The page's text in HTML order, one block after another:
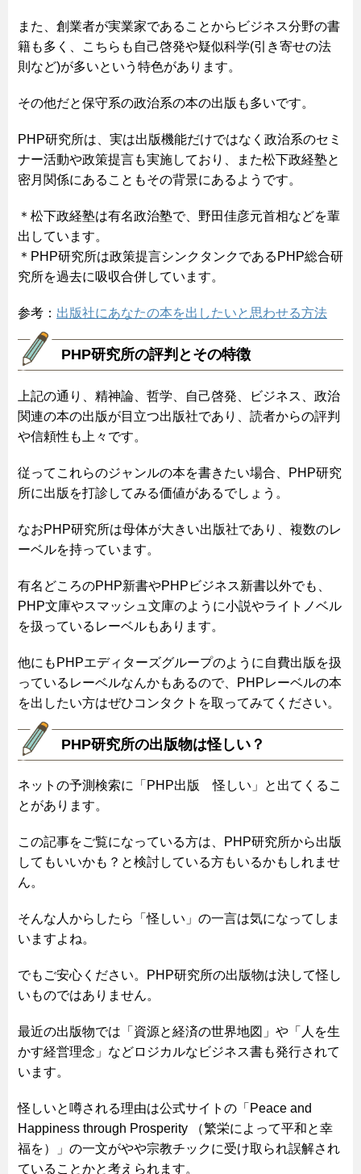
また、創業者が実業家であることからビジネス分野の書
籍も多く、こちらも自己啓発や疑似科学(引き寄せの法
則など)が多いという特色があります。
その他だと保守系の政治系の本の出版も多いです。
PHP研究所は、実は出版機能だけではなく政治系のセミ
ナー活動や政策提言も実施しており、また松下政経塾と
密月関係にあることもその背景にあるようです。
＊松下政経塾は有名政治塾で、野田佳彦元首相などを輩
出しています。
＊PHP研究所は政策提言シンクタンクであるPHP総合研
究所を過去に吸収合併しています。
参考： 出版社にあなたの本を出したいと思わせる方法
PHP研究所の評判とその特徴
上記の通り、精神論、哲学、自己啓発、ビジネス、政治
関連の本の出版が目立つ出版社であり、読者からの評判
や信頼性も上々です。
従ってこれらのジャンルの本を書きたい場合、PHP研究
所に出版を打診してみる価値があるでしょう。
なおPHP研究所は母体が大きい出版社であり、複数のレ
ーベルを持っています。
有名どころのPHP新書やPHPビジネス新書以外でも、
PHP文庫やスマッシュ文庫のように小説やライトノベル
を扱っているレーベルもあります。
他にもPHPエディターズグループのように自費出版を扱
っているレーベルなんかもあるので、PHPレーベルの本
を出したい方はぜひコンタクトを取ってみてください。
PHP研究所の出版物は怪しい？
ネットの予測検索に「PHP出版 怪しい」と出てくるこ
とがあります。
この記事をご覧になっている方は、PHP研究所から出版
してもいいかも？と検討している方もいるかもしれませ
ん。
そんな人からしたら「怪しい」の一言は気になってしま
いますよね。
でもご安心ください。PHP研究所の出版物は決して怪し
いものではありません。
最近の出版物では「資源と経済の世界地図」や「人を生
かす経営理念」などロジカルなビジネス書も発行されて
います。
怪しいと噂される理由は公式サイトの「Peace and
Happiness through Prosperity （繁栄によって平和と幸
福を）」の一文がやや宗教チックに受け取られ誤解され
ていることかと考えられます。